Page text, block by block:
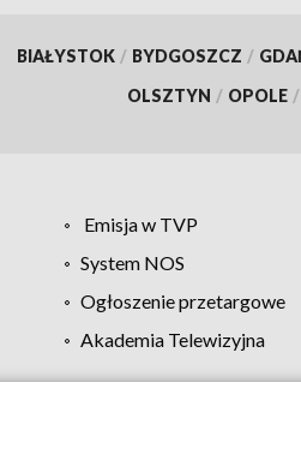
BIAŁYSTOK / BYDGOSZCZ /
OLSZTYN / OPOLE /
Emisja w TVP
System NOS
Ogłoszenie przetargowe
Akademia Telewizyjna